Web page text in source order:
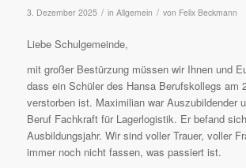
3. Dezember 2025 / in Allgemein / von Felix Beckmann
Liebe Schulgemeinde,
mit großer Bestürzung müssen wir Ihnen und
dass ein Schüler des Hansa Berufskollegs am
verstorben ist. Maximilian war Auszubildender
Beruf Fachkraft für Lagerlogistik. Er befand
Ausbildungsjahr. Wir sind voller Trauer, voller
immer noch nicht fassen, was passiert ist.